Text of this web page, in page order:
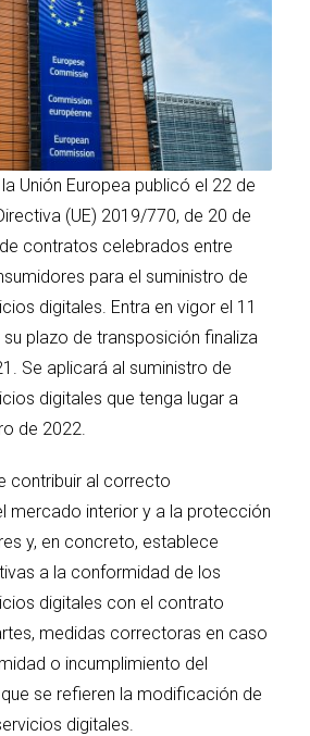
Unión Europea publicó el 22 de
(UE) 2019/770, de 20 de
contratos celebrados entre
para el suministro de
digitales. Entra en vigor el 11
plazo de transposición finaliza
Se aplicará al suministro de
digitales que tenga lugar a
de 2022.
contribuir al correcto
mercado interior y a la protección
y, en concreto, establece
a la conformidad de los
digitales con el contrato
medidas correctoras en caso
o incumplimiento del
se refieren la modificación de
digitales.